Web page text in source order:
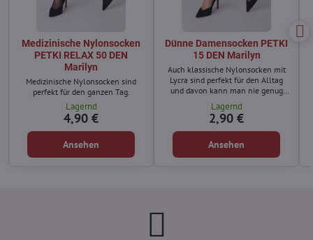
Medizinische Nylonsocken
PETKI RELAX 50 DEN
Marilyn
Medizinische Nylonsocken sind
perfekt für den ganzen Tag.
Lagernd
4,90 €
Ansehen
Dünne Damensocken PETKI
15 DEN Marilyn
Auch klassische Nylonsocken mit
Lycra sind perfekt für den Alltag
und davon kann man nie genug
Lagernd
2,90 €
Ansehen